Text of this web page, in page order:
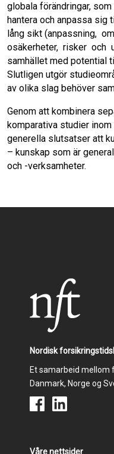
globala förändringar,
hantera och anpassa sig
lång sikt (anpassning,
osäkerheter, risker och
samhället med potential
Slutligen utgör
av olika slag behöver
Genom att kombinera
komparativa studier
generella slutsatser att
– kunskap som är
och -verksamheter.
Nordisk
Et samarbeid mellom
Danmark, Norge og
Våre nettsider